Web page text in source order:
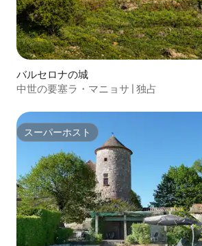
バルセロナの城
中世の要塞ラ・マニョサ | 独占
スーパーホスト
スーパーホスト